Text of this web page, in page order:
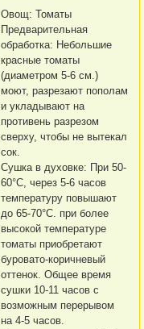
Овощ: Томаты
Предварительная
обработка: Небольшие
красные томаты
(диаметром 5-6 см.)
моют, разрезают пополам
и укладывают на
противень разрезом
сверху, чтобы не вытекал
сок.
Сушка в духовке: При 50-
60°C, через 5-6 часов
температуру повышают
до 65-70°C. при более
высокой температуре
томаты приобретают
буровато-коричневый
оттенок. Общее время
сушки 10-11 часов с
возможным перерывом
на 4-5 часов.